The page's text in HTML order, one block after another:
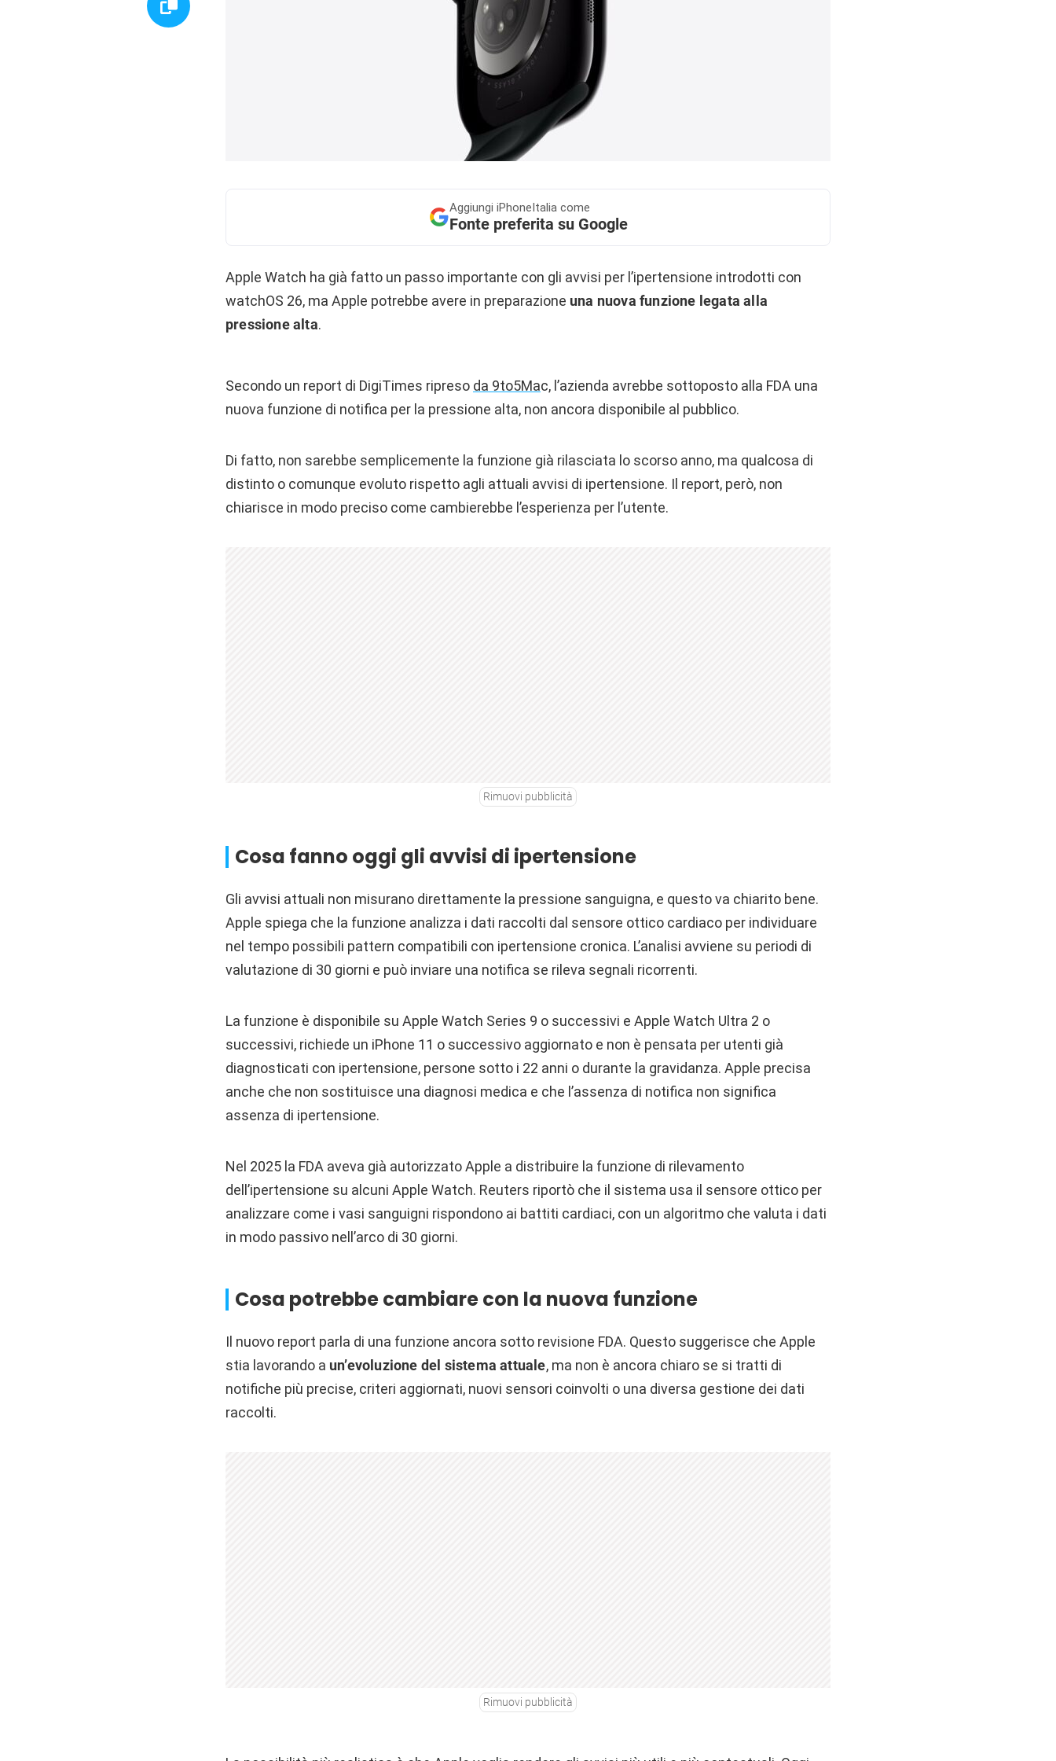
Aggiungi iPhoneItalia come
Fonte preferita su Google
Apple Watch ha già fatto un passo importante con gli avvisi per l’ipertensione introdotti con
watchOS 26, ma Apple potrebbe avere in preparazione una nuova funzione legata alla
pressione alta.
Secondo un report di DigiTimes ripreso da 9to5Mac, l’azienda avrebbe sottoposto alla FDA una
nuova funzione di notifica per la pressione alta, non ancora disponibile al pubblico.
Di fatto, non sarebbe semplicemente la funzione già rilasciata lo scorso anno, ma qualcosa di
distinto o comunque evoluto rispetto agli attuali avvisi di ipertensione. Il report, però, non
chiarisce in modo preciso come cambierebbe l’esperienza per l’utente.
Rimuovi pubblicità
Cosa fanno oggi gli avvisi di ipertensione
Gli avvisi attuali non misurano direttamente la pressione sanguigna, e questo va chiarito bene.
Apple spiega che la funzione analizza i dati raccolti dal sensore ottico cardiaco per individuare
nel tempo possibili pattern compatibili con ipertensione cronica. L’analisi avviene su periodi di
valutazione di 30 giorni e può inviare una notifica se rileva segnali ricorrenti.
La funzione è disponibile su Apple Watch Series 9 o successivi e Apple Watch Ultra 2 o
successivi, richiede un iPhone 11 o successivo aggiornato e non è pensata per utenti già
diagnosticati con ipertensione, persone sotto i 22 anni o durante la gravidanza. Apple precisa
anche che non sostituisce una diagnosi medica e che l’assenza di notifica non significa
assenza di ipertensione.
Nel 2025 la FDA aveva già autorizzato Apple a distribuire la funzione di rilevamento
dell’ipertensione su alcuni Apple Watch. Reuters riportò che il sistema usa il sensore ottico per
analizzare come i vasi sanguigni rispondono ai battiti cardiaci, con un algoritmo che valuta i dati
in modo passivo nell’arco di 30 giorni.
Cosa potrebbe cambiare con la nuova funzione
Il nuovo report parla di una funzione ancora sotto revisione FDA. Questo suggerisce che Apple
stia lavorando a un’evoluzione del sistema attuale, ma non è ancora chiaro se si tratti di
notifiche più precise, criteri aggiornati, nuovi sensori coinvolti o una diversa gestione dei dati
raccolti.
Rimuovi pubblicità